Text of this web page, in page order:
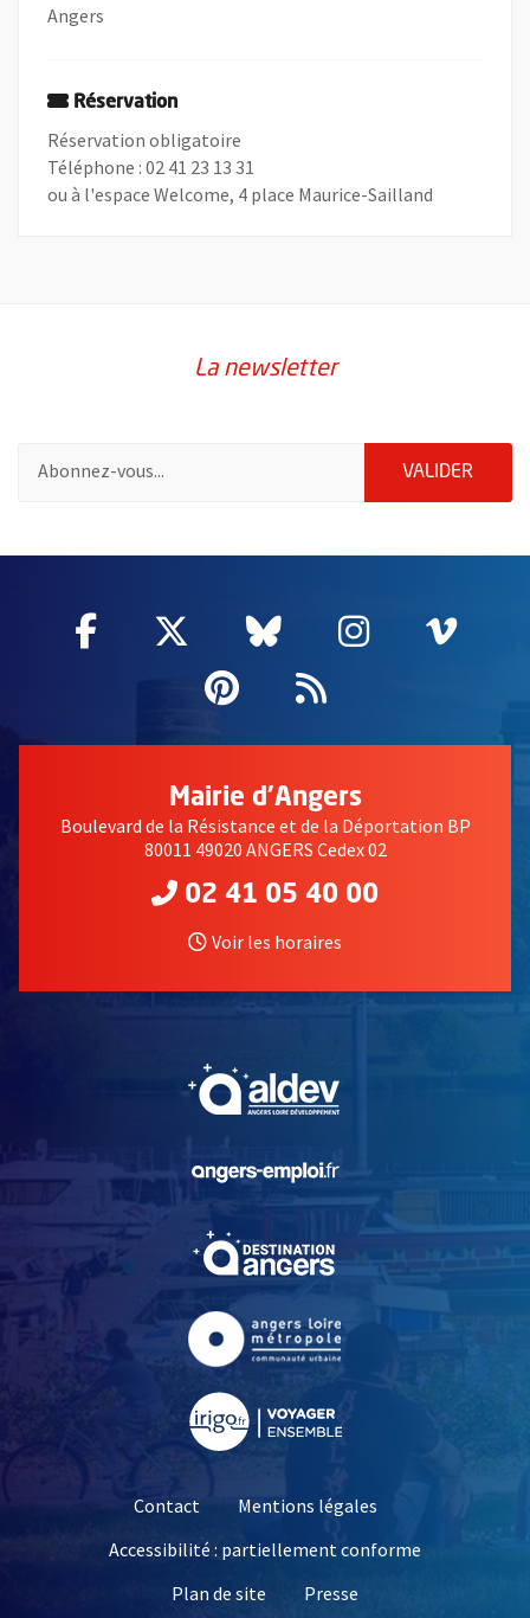
Angers
Réservation
Réservation obligatoire
Téléphone : 02 41 23 13 31
ou à l'espace Welcome, 4 place Maurice-Sailland
La newsletter
VALIDER
Facebook
, Ouvre une nouvelle fenêtre
Twitter
, Ouvre une nouvelle
Bluesky
, Ouvre une
Instagram
, Ouvre
,
Pinterest
, Ouvre une
Flux RSS
Mairie d'Angers
Boulevard de la Résistance et de la Déportation BP
80011 49020 ANGERS Cedex 02
02 41 05 40 00
Voir les horaires
, Ouvre une nouvelle
, Ouvre une nouvelle
Contact
Mentions légales
Accessibilité : partiellement conforme
Plan de site
Presse